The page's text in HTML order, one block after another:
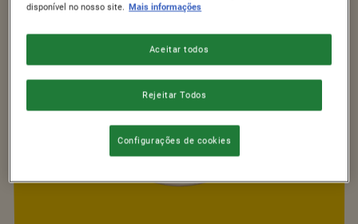
disponível no nosso site. Mais informações
Rejeitar Todos
Aceitar todos
Configurações de cookies